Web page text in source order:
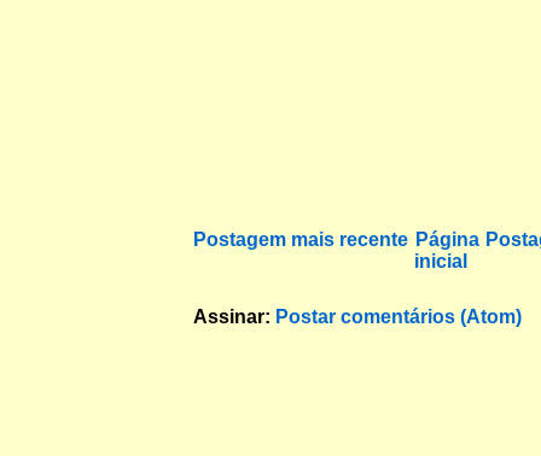
Postagem mais recente Página
inicial
Assinar: Postar comentários (Atom)